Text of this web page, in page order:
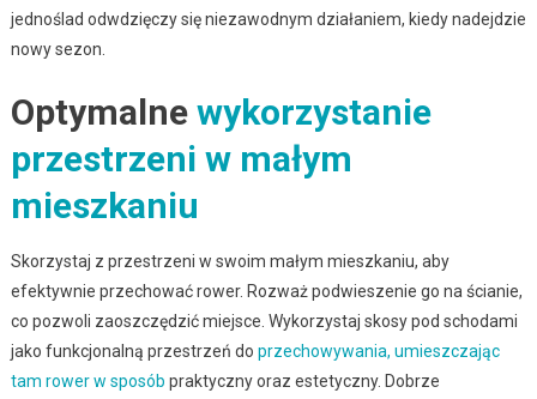
jednoślad odwdzięczy się niezawodnym działaniem, kiedy nadejdzie
nowy sezon.
Optymalne wykorzystanie
przestrzeni w małym
mieszkaniu
Skorzystaj z przestrzeni w swoim małym mieszkaniu, aby
efektywnie przechować rower. Rozważ podwieszenie go na ścianie,
co pozwoli zaoszczędzić miejsce. Wykorzystaj skosy pod schodami
jako funkcjonalną przestrzeń do przechowywania, umieszczając
tam rower w sposób praktyczny oraz estetyczny. Dobrze